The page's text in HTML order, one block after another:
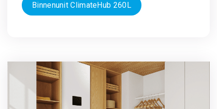
Binnenunit ClimateHub 260L